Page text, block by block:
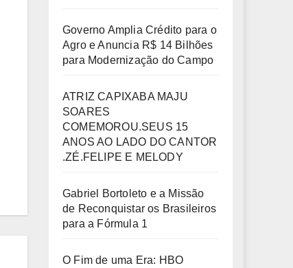
Governo Amplia Crédito para o
Agro e Anuncia R$ 14 Bilhões
para Modernização do Campo
ATRIZ CAPIXABA MAJU
SOARES
COMEMOROU.SEUS 15
ANOS AO LADO DO CANTOR
.ZÉ.FELIPE E MELODY
Gabriel Bortoleto e a Missão
de Reconquistar os Brasileiros
para a Fórmula 1
O Fim de uma Era: HBO